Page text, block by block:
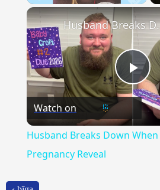
Husband
Watch on
Husband Breaks Down
Pregnancy Reveal